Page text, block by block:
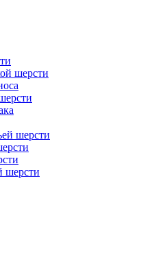
шерсти
шерсти
шерсти